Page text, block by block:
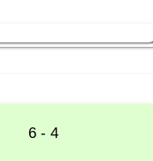
6 - 4